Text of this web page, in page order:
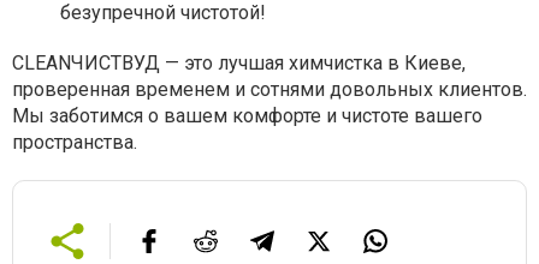
безупречной чистотой!
CLEANЧИСТВУД — это лучшая химчистка в Киеве,
проверенная временем и сотнями довольных клиентов.
Мы заботимся о вашем комфорте и чистоте вашего
пространства.